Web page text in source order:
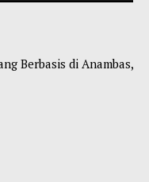
Berbasis di Anambas,